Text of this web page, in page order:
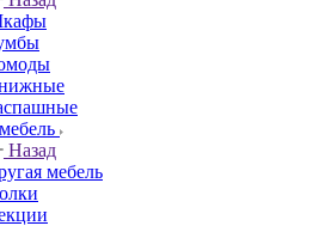
Назад
мебель